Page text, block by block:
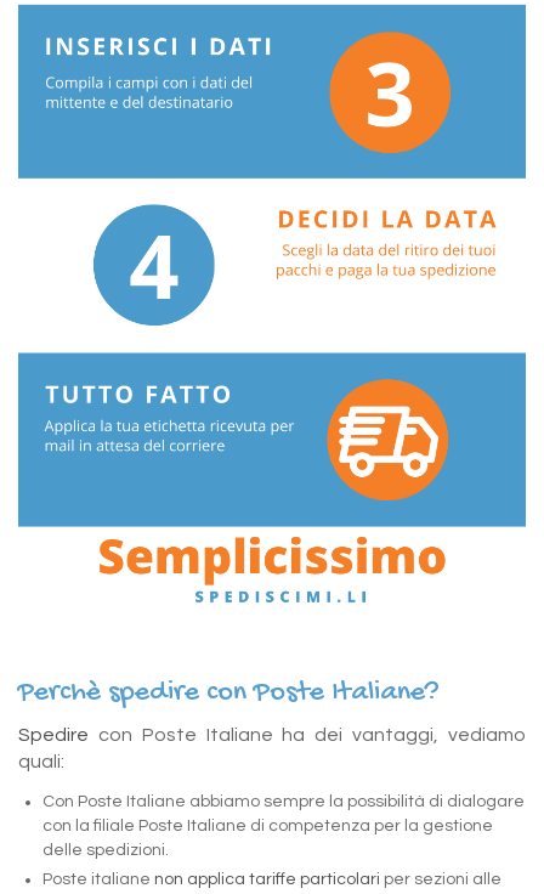
Perchè spedire con Poste Italiane?
Spedire con Poste Italiane ha dei vantaggi, vediamo
quali:
Con Poste Italiane abbiamo sempre la possibilità di dialogare
con la filiale Poste Italiane di competenza per la gestione
delle spedizioni.
Poste italiane non applica tariffe particolari per sezioni alle